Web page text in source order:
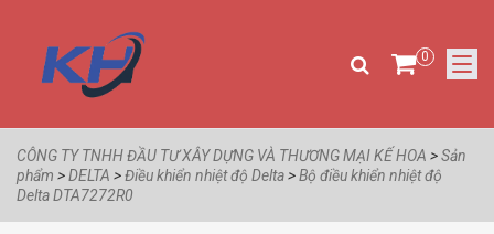
0
CÔNG TY TNHH ĐẦU TƯ XÂY DỰNG VÀ THƯƠNG MẠI KẾ HOA >Sản
phẩm >DELTA >Điều khiển nhiệt độ Delta>Bộ điều khiển nhiệt độ
Delta DTA7272R0